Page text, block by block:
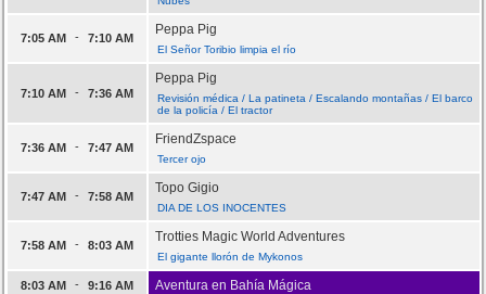
7:05 AM - 7:10 AM
Peppa Pig
El Señor Toribio limpia el río
7:10 AM - 7:36 AM
Peppa Pig
Revisión médica / La patineta / Escalando montañas / El barco
de la policía / El tractor
7:36 AM - 7:47 AM
FriendZspace
Tercer ojo
7:47 AM - 7:58 AM
Topo Gigio
DIA DE LOS INOCENTES
7:58 AM - 8:03 AM
Trotties Magic World Adventures
El gigante llorón de Mykonos
8:03 AM - 9:16 AM Aventura en Bahía Mágica